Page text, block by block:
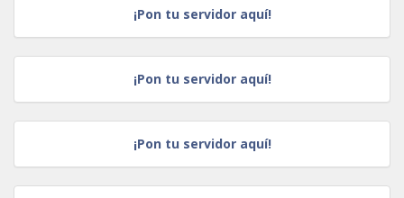
¡Pon tu servidor aquí!
¡Pon tu servidor aquí!
¡Pon tu servidor aquí!